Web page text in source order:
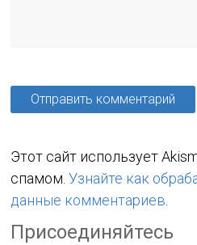
Этот сайт использует
спамом.Узнайте как
данные комментариев.
Присоединяйтесь